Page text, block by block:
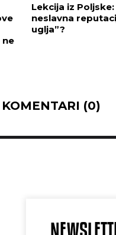
ne
Lekcija iz
neslavna
uglja”?
KOMENTARI (0)